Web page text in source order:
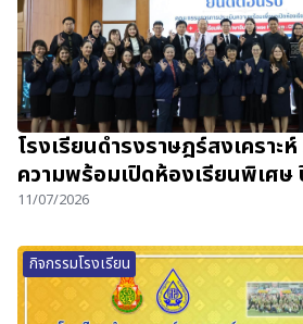
โรงเรียนดำรงราษฎร์สงเคราะ
ความพร้อมเปิดห้องเรียนพิเศษ
11/07/2026
กิจกรรมโรงเรียน